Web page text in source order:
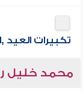
تكبيرات
محمد خليل